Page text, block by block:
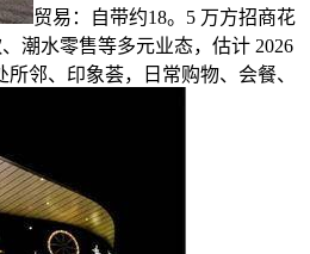
贸易：自带约18。5 万方招商花
潮水零售等多元业态，估计 2026
邻、印象荟，日常购物、会餐、